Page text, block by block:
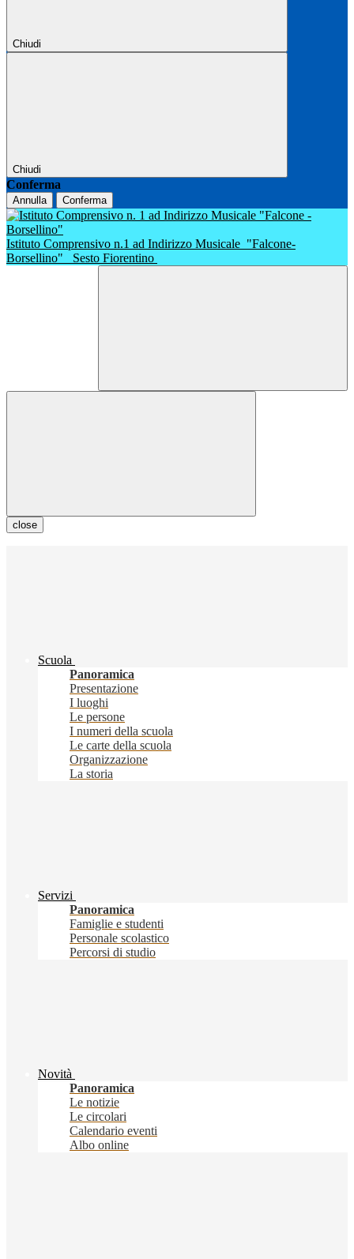
Chiudi
Chiudi
Conferma
Annulla Conferma
Istituto Comprensivo n.1 ad Indirizzo Musicale "Falcone-
Borsellino"
Sesto Fiorentino
close
Scuola
Panoramica
Presentazione
I luoghi
Le persone
I numeri della scuola
Le carte della scuola
Organizzazione
La storia
Servizi
Panoramica
Famiglie e studenti
Personale scolastico
Percorsi di studio
Novità
Panoramica
Le notizie
Le circolari
Calendario eventi
Albo online